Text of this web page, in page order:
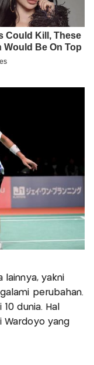
lainnya, yakni
perubahan.
dunia. Hal
Wardoyo yang